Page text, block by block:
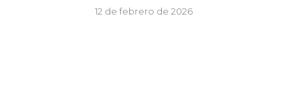
12 de febrero de 2026